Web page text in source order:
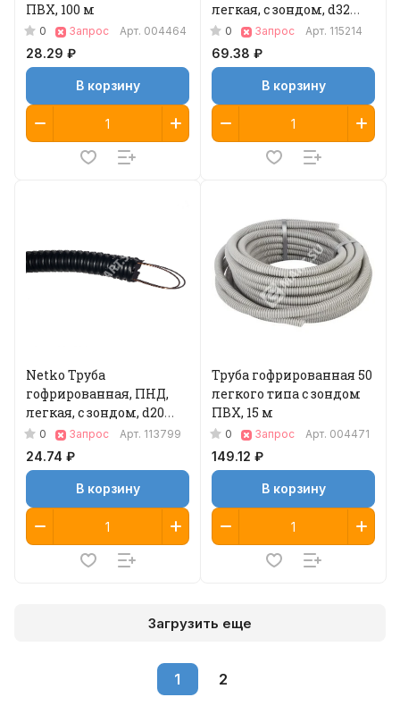
ПВХ, 100 м
0 Запрос Арт. 004464
28.29 ₽
В корзину
легкая, с зондом, d32
мм, серая, 50м "УП"
0 Запрос Арт. 115214
69.38 ₽
В корзину
Netko Труба
гофрированная, ПНД,
легкая, с зондом, d20
мм, черная, 100м "С"
0 Запрос Арт. 113799
24.74 ₽
В корзину
Труба гофрированная 50
легкого типа с зондом
ПВХ, 15 м
0 Запрос Арт. 004471
149.12 ₽
В корзину
Загрузить еще
1 2